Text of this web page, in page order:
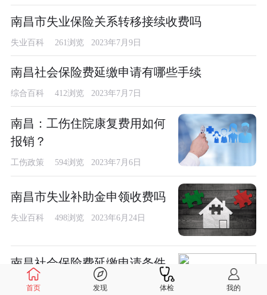
南昌市失业保险关系转移接续收费吗
失业百科 261浏览 2023年7月9日
南昌社会保险费延缴申请有哪些手续
综合百科 412浏览 2023年7月7日
南昌：工伤住院康复费用如何
报销？
工伤政策 594浏览 2023年7月6日
南昌市失业补助金申领收费吗
失业百科 498浏览 2023年6月24日
南昌社会保险费延缴申请条件
是什么
首页 发现 体检 我的